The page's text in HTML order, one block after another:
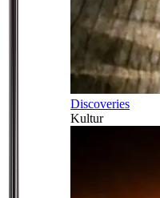
Discoveries
Kultur